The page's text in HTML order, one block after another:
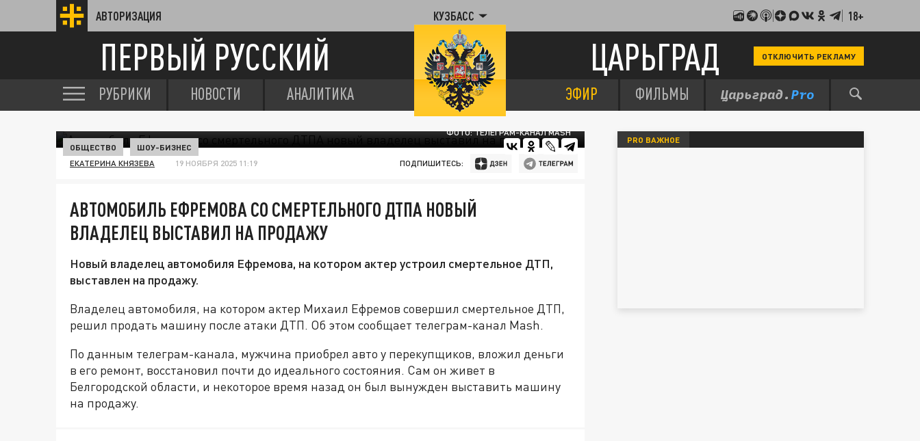
АВТОРИЗАЦИЯ КУЗБАСС 18+
ПЕРВЫЙ РУССКИЙ ЦАРЬГРАД ОТКЛЮЧИТЬ РЕКЛАМУ
РУБРИКИ НОВОСТИ АНАЛИТИКА ЭФИР ФИЛЬМЫ
ФОТО: ТЕЛЕГРАМ-КАНАЛ MASH
ОБЩЕСТВО ШОУ-БИЗНЕС
ЕКАТЕРИНА КНЯЗЕВА 19 НОЯБРЯ 2025 11:19 ПОДПИШИТЕСЬ:
АВТОМОБИЛЬ ЕФРЕМОВА СО СМЕРТЕЛЬНОГО ДТПА НОВЫЙ
ВЛАДЕЛЕЦ ВЫСТАВИЛ НА ПРОДАЖУ
Новый владелец автомобиля Ефремова, на котором актер устроил смертельное ДТП,
выставлен на продажу.
Владелец автомобиля, на котором актер Михаил Ефремов совершил смертельное ДТП,
решил продать машину после атаки ДТП. Об этом сообщает телеграм-канал Mash.
По данным телеграм-канала, мужчина приобрел авто у перекупщиков, вложил деньги
в его ремонт, восстановил почти до идеального состояния. Сам он живет в
Белгородской области, и некоторое время назад он был вынужден выставить машину
на продажу.
PRO ВАЖНОЕ